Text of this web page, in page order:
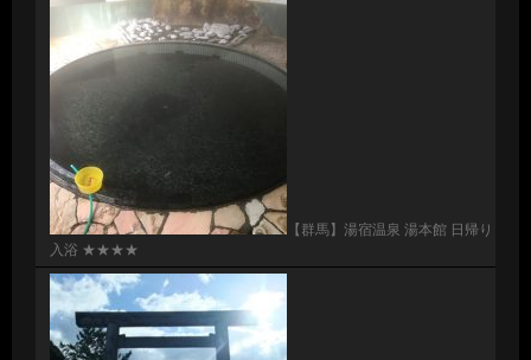
【群馬】湯宿温泉 湯本館 日帰り
入浴 ★★★★